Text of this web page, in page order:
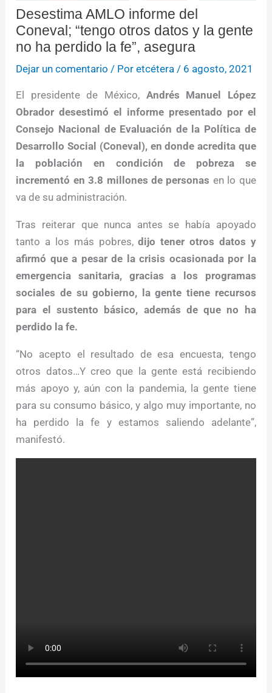
Desestima AMLO informe del
Coneval; “tengo otros datos y la gente
no ha perdido la fe”, asegura
Dejar un comentario / Poretcétera / 6 agosto, 2021
El presidente de México, Andrés Manuel López
Obrador desestimó el informe presentado por el
Consejo Nacional de Evaluación de la Política de
Desarrollo Social (Coneval), en donde acredita que
la población en condición de pobreza se
incrementó en 3.8 millones de personas en lo que
va de su administración.
Tras reiterar que nunca antes se había apoyado
tanto a los más pobres,dijo tener otros datos y
afirmó que a pesar de la crisis ocasionada por la
emergencia sanitaria, gracias a los programas
sociales de su gobierno, la gente tiene recursos
para el sustento básico, además de que no ha
perdido la fe.
“No acepto el resultado de esa encuesta, tengo
otros datos…Y creo que la gente está recibiendo
más apoyo y, aún con la pandemia, la gente tiene
para su consumo básico, y algo muy importante, no
ha perdido la fe y estamos saliendo adelante”,
manifestó.